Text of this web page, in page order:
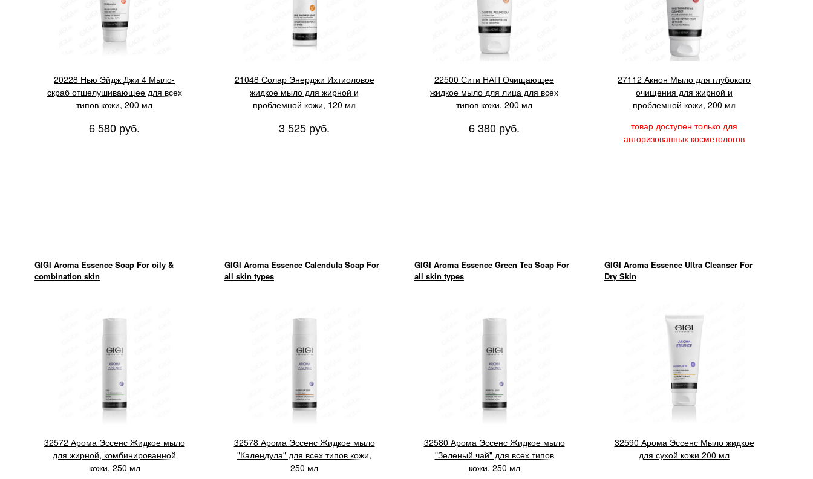
20228 Нью Эйдж Джи 4 Мыло-
скраб отшелушивающее для всех
типов кожи, 200 мл
6 580 руб.
21048 Солар Энерджи Ихтиоловое
жидкое мыло для жирной и
проблемной кожи, 120 мл
3 525 руб.
22500 Сити НАП Очищающее
жидкое мыло для лица для всех
типов кожи, 200 мл
6 380 руб.
27112 Акнон Мыло для глубокого
очищения для жирной и
проблемной кожи, 200 мл
товар доступен только для
авторизованных косметологов
GIGI Aroma Essence Soap For oily &
combination skin
32572 Арома Эссенс Жидкое мыло
для жирной, комбинированной
кожи, 250 мл
GIGI Aroma Essence Calendula Soap For
all skin types
32578 Арома Эссенс Жидкое мыло
"Календула" для всех типов кожи,
250 мл
GIGI Aroma Essence Green Tea Soap For
all skin types
32580 Арома Эссенс Жидкое мыло
"Зеленый чай" для всех типов
кожи, 250 мл
GIGI Aroma Essence Ultra Cleanser For
Dry Skin
32590 Арома Эссенс Мыло жидкое
для сухой кожи 200 мл